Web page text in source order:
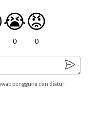
😭
0
😡
0
pengguna dan diatur